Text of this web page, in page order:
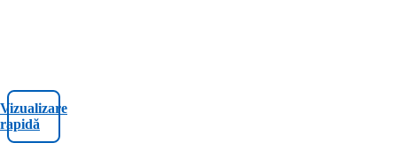
Vizualizare
rapidă